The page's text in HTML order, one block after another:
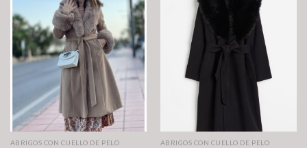
ABRIGOS CON CUELLO DE PELO ABRIGOS CON CUELLO DE PELO